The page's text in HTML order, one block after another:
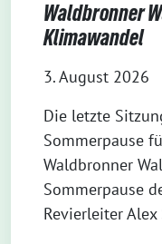
Waldbronner
Klimawandel
3. August 2026
Die letzte
Sommerpause
Waldbronner
Sommerpause
Revierleiter